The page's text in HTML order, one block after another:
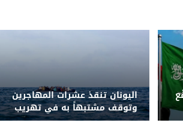
اليونان تنقذ عشرات المهاجرين
وتوقف مشتبهاً به في تهريب